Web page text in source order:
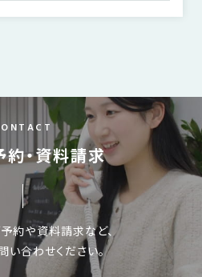
約・資料請求
約や資料請求など、
い合わせください。